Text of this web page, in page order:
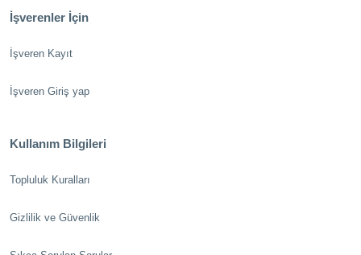
İşverenler İçin
İşveren Kayıt
İşveren Giriş yap
Kullanım Bilgileri
Topluluk Kuralları
Gizlilik ve Güvenlik